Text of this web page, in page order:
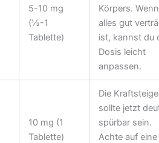
5-10 mg
(½-1
Tablette)
Körpers. Wenn
alles gut
ist, kannst du
Dosis leicht
anpassen.
10 mg (1
Tablette)
Die
sollte jetzt
spürbar sein.
Achte auf eine